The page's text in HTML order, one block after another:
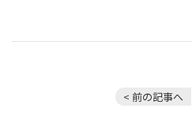
< 前の記事へ